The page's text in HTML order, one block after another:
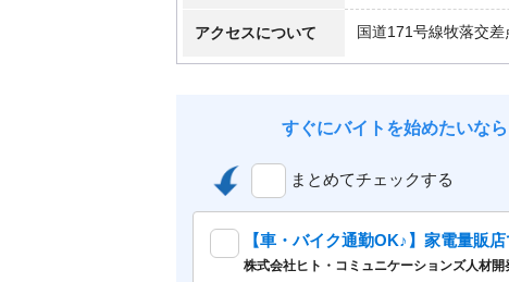
アクセスについて 国道171号線牧落交差
すぐにバイトを始めたいなら
まとめてチェックする
【車・バイク通勤OK♪】家電量販
株式会社ヒト・コミュニケーションズ人材